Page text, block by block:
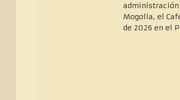
Mogolla, el
de 2026 en el